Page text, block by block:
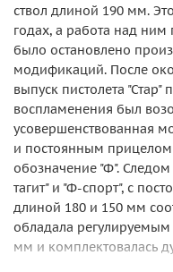
ствол длиной 190 мм.
годах, а работа над ним
было остановлено
модификаций. После
выпуск пистолета
воспламенения был
усовершенствованная
и постоянным
обозначение "Ф".
тагит" и "Ф-спорт", с
длиной 180 и 150 мм
обладала
мм и комплектовалась